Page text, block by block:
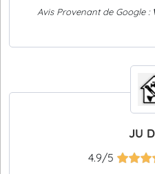
Avis Provenant de Google :
JU
4.9/5